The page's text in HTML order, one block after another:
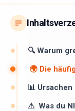
🔍 Warum
🌍 Die
📊
⚠ ️ Was du